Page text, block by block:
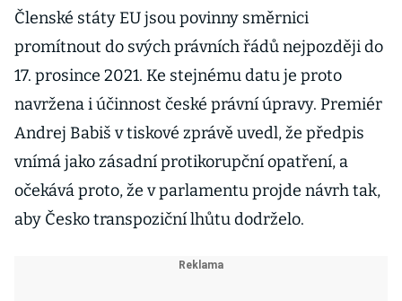
Členské státy EU jsou povinny směrnici
promítnout do svých právních řádů nejpozději do
17. prosince 2021. Ke stejnému datu je proto
navržena i účinnost české právní úpravy. Premiér
Andrej Babiš v tiskové zprávě uvedl, že předpis
vnímá jako zásadní protikorupční opatření, a
očekává proto, že v parlamentu projde návrh tak,
aby Česko transpoziční lhůtu dodrželo.